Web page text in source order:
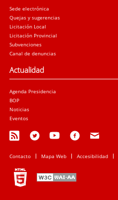
Sede electrónica
Quejas y sugerencias
Licitación Local
Licitación Provincial
Subvenciones
Canal de denuncias
Actualidad
Agenda Presidencia
BOP
Noticias
Eventos
Contacto Mapa Web Accesibilidad